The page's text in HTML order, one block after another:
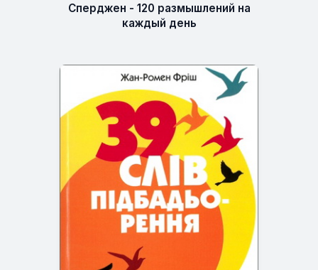
Сперджен - 120 размышлений на
каждый день